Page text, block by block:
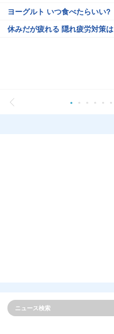
ヨーグルト いつ食べたらいい?
休みだが疲れる 隠れ疲労対策は